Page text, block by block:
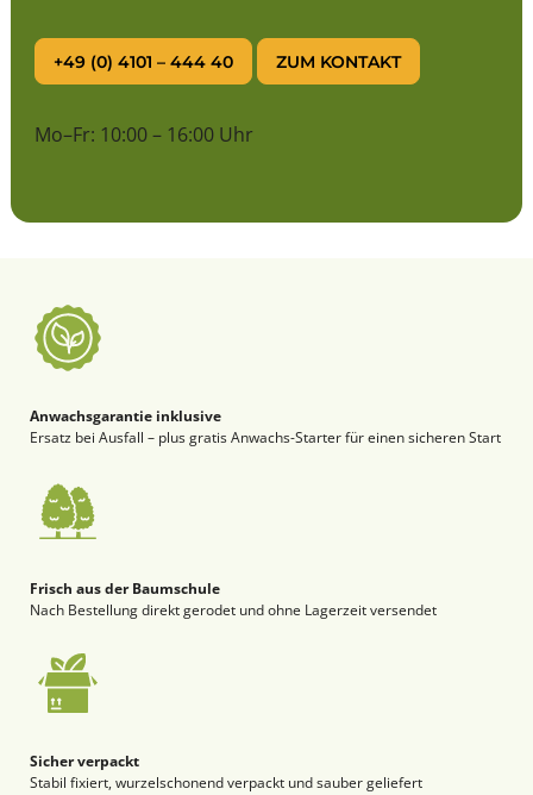
+49 (0) 4101 – 444 40 ZUM KONTAKT
Mo–Fr: 10:00 – 16:00 Uhr
Anwachsgarantie inklusive
Ersatz bei Ausfall – plus gratis Anwachs-Starter für einen sicheren Start
Frisch aus der Baumschule
Nach Bestellung direkt gerodet und ohne Lagerzeit versendet
Sicher verpackt
Stabil fixiert, wurzelschonend verpackt und sauber geliefert